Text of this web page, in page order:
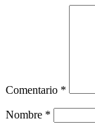
Comentario *
Nombre *